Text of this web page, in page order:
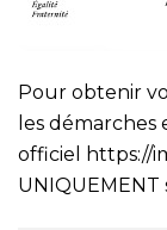
Pour obtenir
les démarches
officiel
https://
UNIQUEMENT